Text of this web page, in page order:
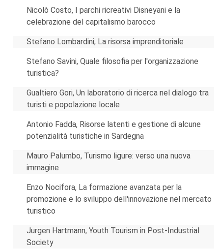
Nicolò Costo, I parchi ricreativi Disneyani e la
celebrazione del capitalismo barocco
Stefano Lombardini, La risorsa imprenditoriale
Stefano Savini, Quale filosofia per l'organizzazione
turistica?
Gualtiero Gori, Un laboratorio di ricerca nel dialogo tra
turisti e popolazione locale
Antonio Fadda, Risorse latenti e gestione di alcune
potenzialità turistiche in Sardegna
Mauro Palumbo, Turismo ligure: verso una nuova
immagine
Enzo Nocifora, La formazione avanzata per la
promozione e lo sviluppo dell'innovazione nel mercato
turistico
Jurgen Hartmann, Youth Tourism in Post-Industrial
Society